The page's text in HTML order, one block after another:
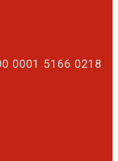
0001 5166 0218